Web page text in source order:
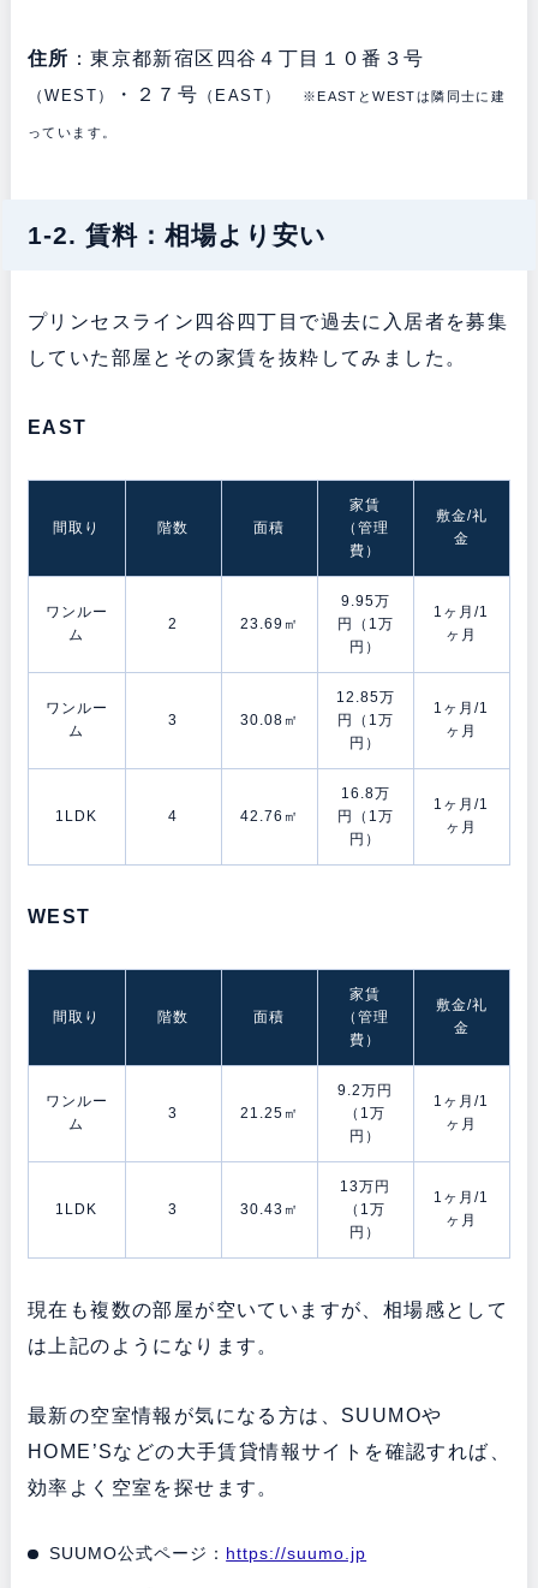
住所 ：東京都新宿区四谷４丁目１０番３号
（WEST） ・２７号 （EAST） ※EASTとWESTは隣同士に建
っています。
1-2. 賃料：相場より安い
プリンセスライン四谷四丁目で過去に入居者を募集
していた部屋とその家賃を抜粋してみました。
EAST
間取り 階数 面積
家賃
（管理
費）
敷金/礼
金
ワンルー
ム
2 23.69㎡
9.95万
円（1万
円）
1ヶ月/1
ヶ月
ワンルー
ム
3 30.08㎡
12.85万
円（1万
円）
1ヶ月/1
ヶ月
1LDK 4 42.76㎡
16.8万
円（1万
円）
1ヶ月/1
ヶ月
WEST
間取り 階数 面積
家賃
（管理
費）
敷金/礼
金
ワンルー
ム
3 21.25㎡
9.2万円
（1万
円）
1ヶ月/1
ヶ月
1LDK 3 30.43㎡
13万円
（1万
円）
1ヶ月/1
ヶ月
現在も複数の部屋が空いていますが、相場感として
は上記のようになります。
最新の空室情報が気になる方は、SUUMOや
HOME’Sなどの大手賃貸情報サイトを確認すれば、
効率よく空室を探せます。
SUUMO公式ページ： https://suumo.jp